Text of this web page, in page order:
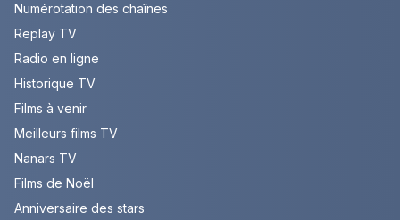
Numérotation des chaînes
Replay TV
Radio en ligne
Historique TV
Films à venir
Meilleurs films TV
Nanars TV
Films de Noël
Anniversaire des stars